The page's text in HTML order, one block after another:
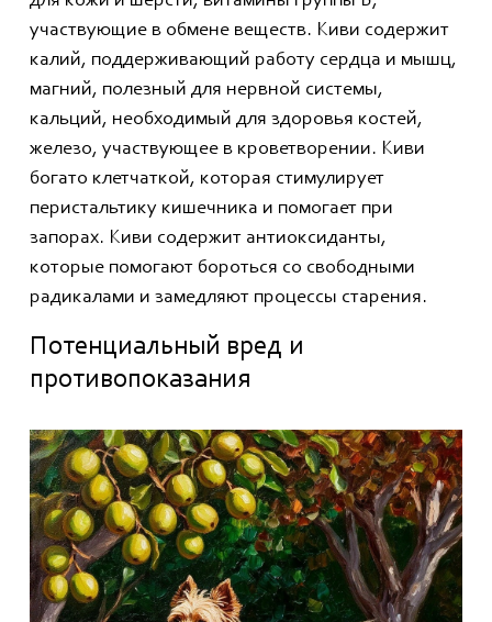
участвующие в обмене веществ. Киви содержит
калий, поддерживающий работу сердца и мышц,
магний, полезный для нервной системы,
кальций, необходимый для здоровья костей,
железо, участвующее в кроветворении. Киви
богато клетчаткой, которая стимулирует
перистальтику кишечника и помогает при
запорах. Киви содержит антиоксиданты,
которые помогают бороться со свободными
радикалами и замедляют процессы старения.
Потенциальный вред и
противопоказания